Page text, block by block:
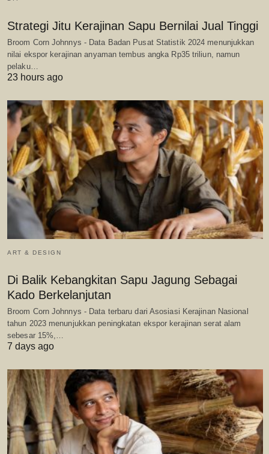
Strategi Jitu Kerajinan Sapu Bernilai Jual Tinggi
Broom Corn Johnnys - Data Badan Pusat Statistik 2024 menunjukkan
nilai ekspor kerajinan anyaman tembus angka Rp35 triliun, namun
pelaku…
23 hours ago
ART & DESIGN
Di Balik Kebangkitan Sapu Jagung Sebagai
Kado Berkelanjutan
Broom Corn Johnnys - Data terbaru dari Asosiasi Kerajinan Nasional
tahun 2023 menunjukkan peningkatan ekspor kerajinan serat alam
sebesar 15%,…
7 days ago